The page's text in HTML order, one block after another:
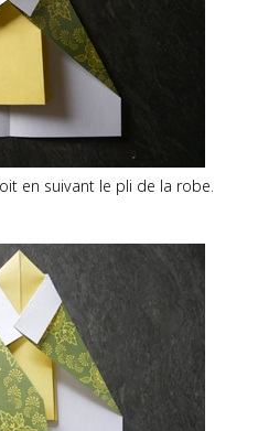
en suivant le pli de la robe.